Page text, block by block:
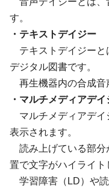
す。
・テキストデイジー
テキストデイジーと
デジタル図書です。
再生機器内の合成音
・マルチメディアデ
マルチメディアデイ
表示されます。
読み上げている部分
置で文字がハイライト
学習障害（LD）や